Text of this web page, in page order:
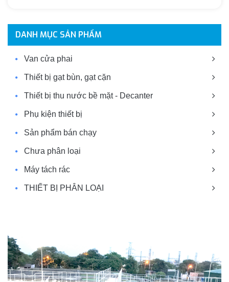
DANH MỤC SẢN PHẨM
Van cửa phai
Thiết bị gạt bùn, gạt cặn
Thiết bị thu nước bề mặt - Decanter
Phụ kiện thiết bị
Sản phẩm bán chạy
Chưa phân loại
Máy tách rác
THIẾT BỊ PHÂN LOẠI